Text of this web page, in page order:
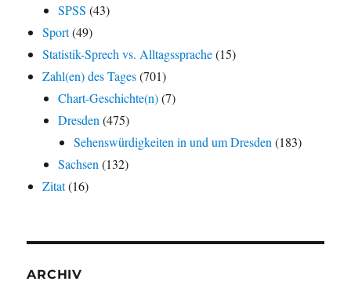
SPSS (43)
Sport(49)
Statistik-Sprech vs. Alltagssprache(15)
Zahl(en) des Tages(701)
Chart-Geschichte(n)(7)
Dresden (475)
Sehenswürdigkeiten in und um Dresden (183)
Sachsen (132)
Zitat(16)
ARCHIV